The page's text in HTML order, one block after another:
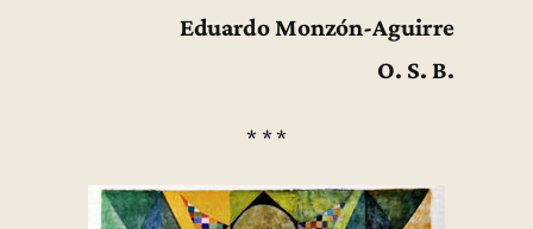
Eduardo Monzón-Aguirre
O. S. B.
* * *